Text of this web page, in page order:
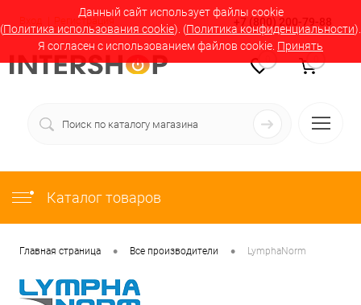
Данный сайт использует файлы cookie
(Политика использования cookie). (Политика конфиденциальности).
Я согласен с использованием файлов cookie. Принять
Вход Регистрация +7 (800) 200-79-88
Каталог товаров
Главная страница • Все производители • LymphaNorm